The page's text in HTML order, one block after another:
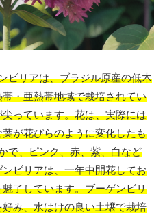
ビリアは、ブラジル原産の低木
・亜熱帯地域で栽培されてい
っています。花は、実際には
が花びらのように変化したも
で、ピンク、赤、紫、白など
ビリアは、一年中開花してお
了しています。ブーゲンビリ
み、水はけの良い土壌で栽培